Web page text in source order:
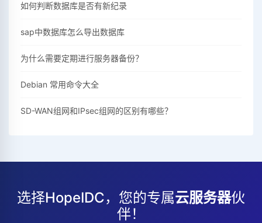
如何判断数据库是否有新纪录
sap中数据库怎么导出数据库
为什么需要定期进行服务器备份？
Debian 常用命令大全
SD-WAN组网和IPsec组网的区别有哪些？
选择HopeIDC，您的专属云服务器伙
伴！